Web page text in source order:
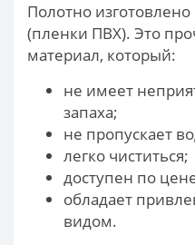
Полотно
(пленки ПВХ). Это
материал, который:
не имеет
запаха;
не пропускает
легко чиститься;
доступен по
обладает
видом.